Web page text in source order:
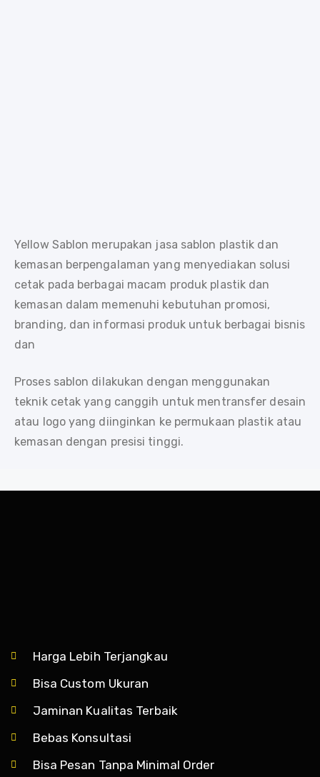
Yellow Sablon merupakan jasa sablon plastik dan
kemasan berpengalaman yang menyediakan solusi
cetak pada berbagai macam produk plastik dan
kemasan dalam memenuhi kebutuhan promosi,
branding, dan informasi produk untuk berbagai bisnis
dan
Proses sablon dilakukan dengan menggunakan
teknik cetak yang canggih untuk mentransfer desain
atau logo yang diinginkan ke permukaan plastik atau
kemasan dengan presisi tinggi.
Harga Lebih Terjangkau
Bisa Custom Ukuran
Jaminan Kualitas Terbaik
Bebas Konsultasi
Bisa Pesan Tanpa Minimal Order